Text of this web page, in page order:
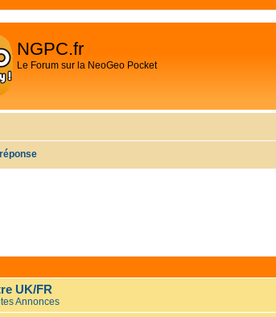
NGPC.fr
Le Forum sur la NeoGeo Pocket
UK/FR
Annonces